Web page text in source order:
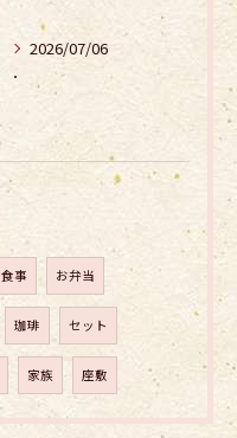
2026/07/06
．
食事 お弁当
珈琲 セット
家族 座敷